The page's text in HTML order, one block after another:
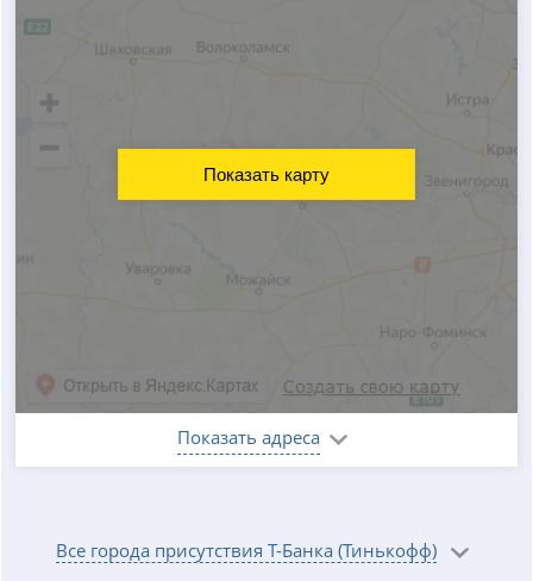
Показать адреса
Показать карту
Все города присутствия Т-Банка (Тинькофф)